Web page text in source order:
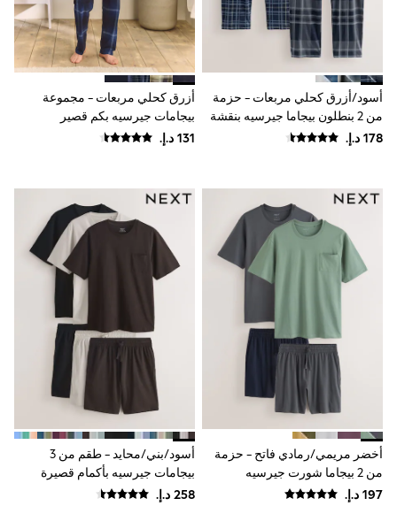
Mint Velvet
Monsoon
River Island
SCHOOWEAR
All Boys Schoolwear
Shoes
Trousers
Shorts
Shirts
Coats & Jackets
Underwear
Socks
Multipacks
All Boys Sport & Swimwear
Trainers & Pumps
Tops
Joggers
adidas
Nike
All Girls Schoolwear
Shoes
Dresses
Trousers
Skirts
Shirts
Polo Shirts
أسود/أزرق كحلي مربعات - حزمة
من 2 بنطلون بيجاما جيرسيه بنقشة
مربعات
أزرق كحلي مربعات - مجموعة
بيجامات جيرسيه بكم قصير
أخضر مريمي/رمادي فاتح - حزمة
من 2 بيجاما شورت جيرسيه
أسود/بني/محايد - طقم من 3
بيجامات جيرسيه بأكمام قصيرة